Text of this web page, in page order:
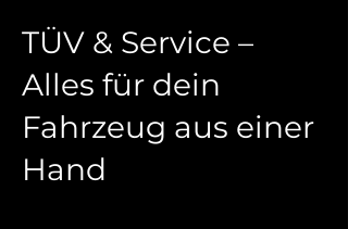
TÜV & Service –
Alles für dein
Fahrzeug aus einer
Hand